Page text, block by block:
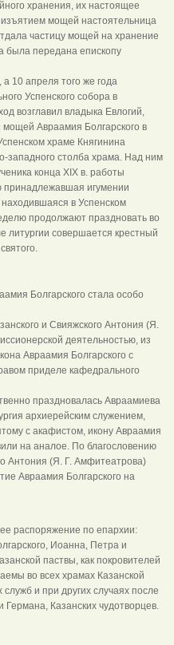
хранения, их настоящее
мощей настоятельница
частицу мощей на хранение
была передана епископу
10 апреля того же года
Успенского собора в
возглавил владыка Евлогий,
мощей Авраамия Болгарского в
храме Княгинина
западного столба храма. Над ним
конца XIX в. работы
принадлежавшая игумении
в Успенском
продолжают праздновать во
литургии совершается крестный
Болгарского стала особо
и Свияжского Антония (Я.
деятельностью, из
Авраамия Болгарского с
приделе кафедрального
праздновалась Авраамиева
архиерейским служением,
с акафистом, икону Авраамия
на аналое. По благословению
Антония (Я. Г. Амфитеатрова)
Авраамия Болгарского на
распоряжение по епархии:
Иоанна, Петра и
паствы, как покровителей
во всех храмах Казанской
и при других случаях после
Казанских чудотворцев.